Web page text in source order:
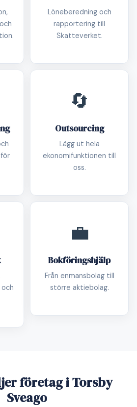
Löneberedning och
rapportering till
Skatteverket.
🔄
Outsourcing
Lägg ut hela
ekonomifunktionen till
oss.
💼
Bokföringshjälp
Från enmansbolag till
större aktiebolag.
företag i Torsby
Sveago